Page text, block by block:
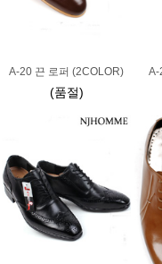
A-20 끈 로퍼 (2COLOR)
(품절)
A-